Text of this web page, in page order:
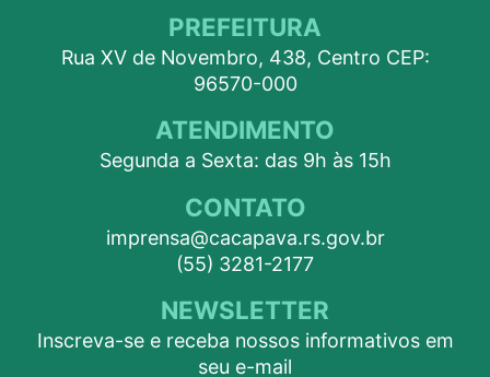
PREFEITURA
Rua XV de Novembro, 438, Centro CEP:
96570-000
ATENDIMENTO
Segunda a Sexta: das 9h às 15h
CONTATO
imprensa@cacapava.rs.gov.br
(55) 3281-2177
NEWSLETTER
Inscreva-se e receba nossos informativos em
seu e-mail